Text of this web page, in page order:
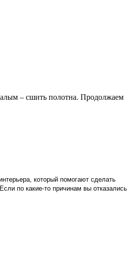
– сшить полотна. Продолжаем
который помогают сделать
по какие-то причинам вы отказались